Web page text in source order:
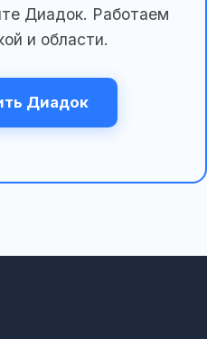
Диадок. Работаем
и области.
Диадок